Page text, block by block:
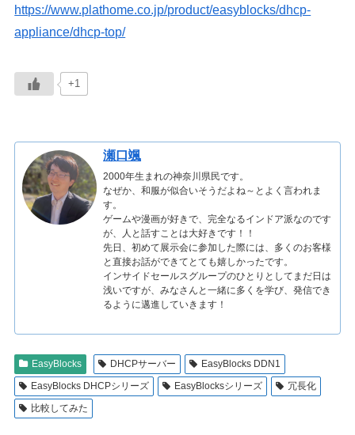
https://www.plathome.co.jp/product/easyblocks/dhcp-
appliance/dhcp-top/
+1
瀬口颯
2000年生まれの神奈川県民です。
なぜか、和服が似合いそうだよね～とよく言われま
す。
ゲームや漫画が好きで、完全なるインドア派なのです
が、人と話すことは大好きです！！
先日、初めて展示会に参加した際には、多くのお客様
と直接お話ができてとても嬉しかったです。
インサイドセールスグループのひとりとしてまだ日は
浅いですが、みなさんと一緒に多くを学び、発信でき
るように邁進していきます！
EasyBlocks DHCPサーバー
EasyBlocks DDN1
EasyBlocks DHCPシリーズ
EasyBlocksシリーズ
冗長化
比較してみた